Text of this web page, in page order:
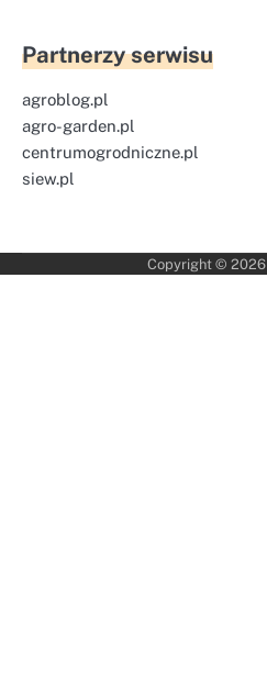
Partnerzy serwisu
agroblog.pl
agro-garden.pl
centrumogrodniczne.pl
siew.pl
Copyright © 2026